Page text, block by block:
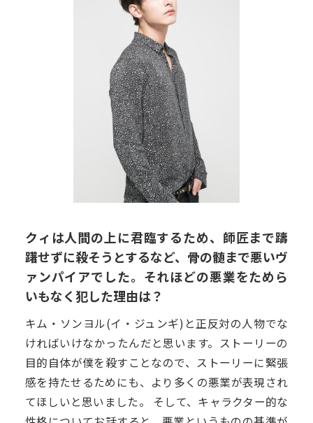
クィは人間の上に君臨するため、師匠まで躊
躇せずに殺そうとするなど、骨の髄まで悪いヴ
ァンパイアでした。それほどの悪業をためら
いもなく犯した理由は？
キム・ソンヨル(イ・ジュンギ)と正反対の人物でな
ければいけなかったんだと思います。ストーリーの
目的自体が僕を殺すことなので、ストーリーに緊張
感を持たせるためにも、より多くの悪業が表現され
てほしいと思いました。 そして、キャラクター的な